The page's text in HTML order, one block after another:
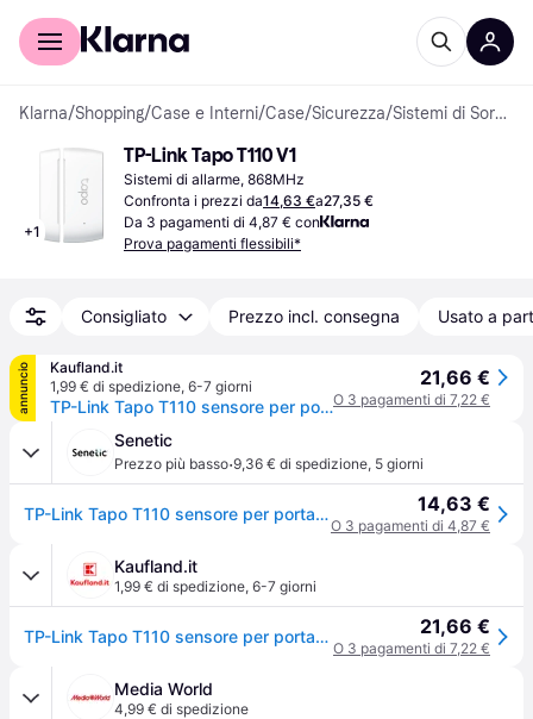
Per il tuo shopping
Klarna/Shopping/Case e Interni/Case/Sicurezza/ Sistemi di Sorveglianza e Allarme
+1
TP-Link Tapo T110 V1
Sistemi di allarme, 868MHz
Confronta i prezzi da14,63 €a27,35 €
Da 3 pagamenti di 4,87 € con
Prova pagamenti flessibili*
Consigliato Prezzo incl. consegna Usato a
annuncio
Kaufland.it
1,99 € di spedizione, 6-7 giorni
TP-Link Tapo T110 sensore per porta/finestra Wireless Porta/Finestra Bianco
21,66 €
O 3 pagamenti di 7,22 €
Senetic
Prezzo più basso·9,36 € di spedizione, 5 giorni
TP-Link Tapo T110 sensore per porta/finestra Wireless Tapo T110 14,63 €
O 3 pagamenti di 4,87 €
Kaufland.it
1,99 € di spedizione, 6-7 giorni
TP-Link Tapo T110 sensore per porta/finestra Wireless Porta/Finestra Bianco 21,66 €
O 3 pagamenti di 7,22 €
Media World
4,99 € di spedizione